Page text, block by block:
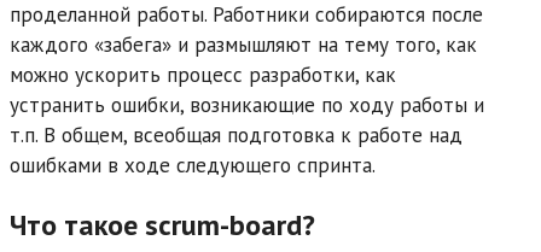
проделанной работы. Работники собираются после
каждого «забега» и размышляют на тему того, как
можно ускорить процесс разработки, как
устранить ошибки, возникающие по ходу работы и
т.п. В общем, всеобщая подготовка к работе над
ошибками в ходе следующего спринта.
Что такое scrum-board?